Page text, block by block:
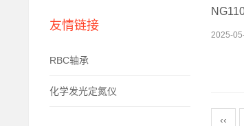
友情链接
RBC轴承
化学发光定氮仪
2025-
‹‹